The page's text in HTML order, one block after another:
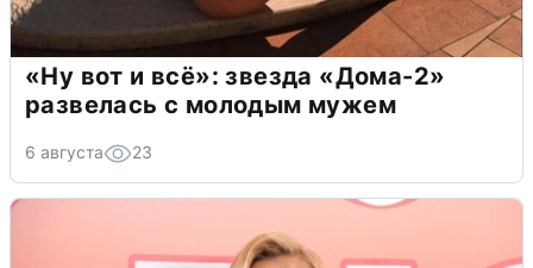
«Ну вот и всё»: звезда «Дома-2»
развелась с молодым мужем
6 августа 23